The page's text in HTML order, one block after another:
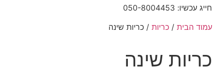
חייג עכשיו: 050-8004453
עמוד הבית / כריות / כריות שינה
כריות שינה